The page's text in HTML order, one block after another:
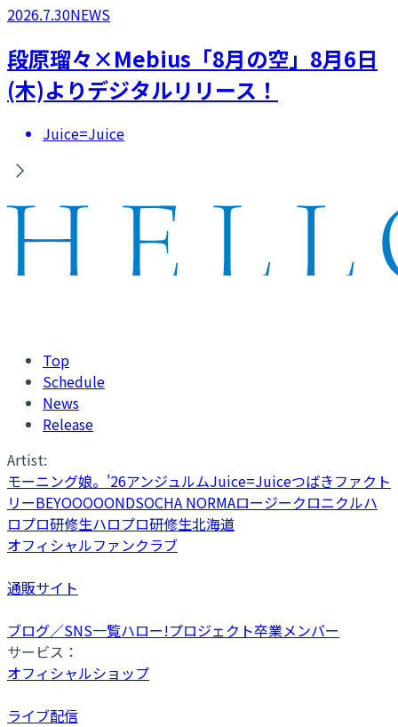
2026.7.30NEWS
段原瑠々×Mebius「8月の空」8月6日
(木)よりデジタルリリース！
Juice=Juice
Top
Schedule
News
Release
Artist:
モーニング娘。'26アンジュルムJuice=Juiceつばきファクト
リーBEYOOOOONDSOCHA NORMAロージークロニクルハ
ロプロ研修生ハロプロ研修生北海道
オフィシャルファンクラブ
通販サイト
ブログ／SNS一覧ハロー!プロジェクト卒業メンバー
サービス：
オフィシャルショップ
ライブ配信